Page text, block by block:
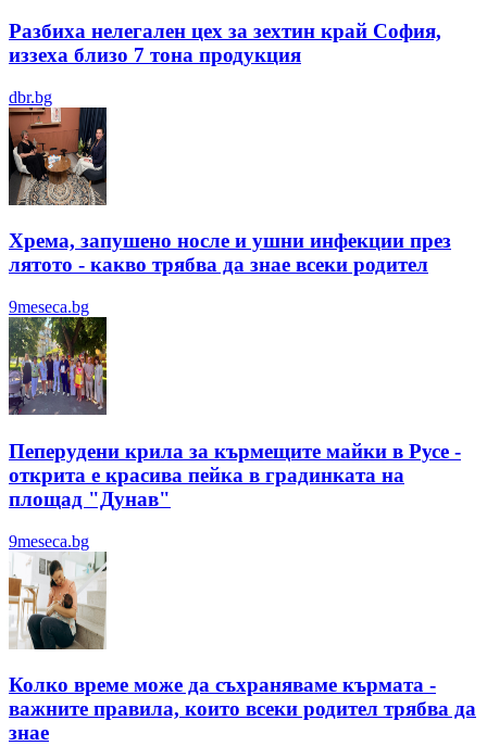
Разбиха нелегален цех за зехтин край София,
иззеха близо 7 тона продукция
dbr.bg
Хрема, запушено носле и ушни инфекции през
лятотo - какво трябва да знае всеки родител
9meseca.bg
Пеперудени крила за кърмещите майки в Русе -
открита е красива пейка в градинката на
площад "Дунав"
9meseca.bg
Колко време може да съхраняваме кърмата -
важните правила, които всеки родител трябва да
знае